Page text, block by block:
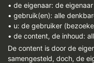
• de eigenaar: de
• gebruik(en): alle
• u: de gebruiker
• de content, de inhoud:
De content is door de
samengesteld, doch, de